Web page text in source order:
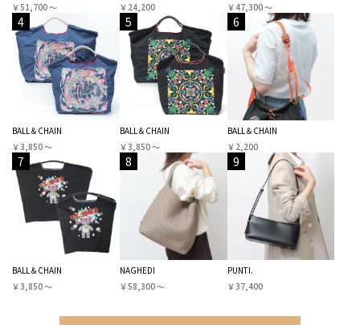
￥51,700 〜
￥24,200
￥47,300 〜
4
BALL＆CHAIN
￥3,850 〜
5
BALL＆CHAIN
￥3,850 〜
6
BALL＆CHAIN
￥2,200
7
BALL＆CHAIN
￥3,850 〜
8
NAGHEDI
￥58,300 〜
9
PUNTI.
￥37,400